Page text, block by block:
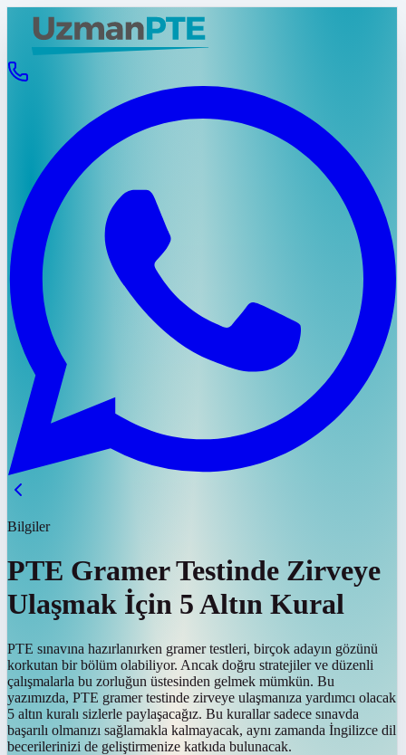
Bilgiler
PTE Gramer Testinde Zirveye
Ulaşmak İçin 5 Altın Kural
PTE sınavına hazırlanırken gramer testleri, birçok adayın gözünü
korkutan bir bölüm olabiliyor. Ancak doğru stratejiler ve düzenli
çalışmalarla bu zorluğun üstesinden gelmek mümkün. Bu
yazımızda, PTE gramer testinde zirveye ulaşmanıza yardımcı olacak
5 altın kuralı sizlerle paylaşacağız. Bu kurallar sadece sınavda
başarılı olmanızı sağlamakla kalmayacak, aynı zamanda İngilizce dil
becerilerinizi de geliştirmenize katkıda bulunacak.